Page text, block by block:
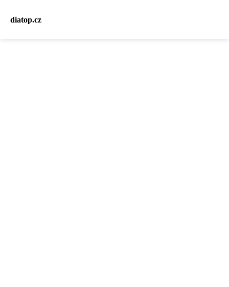
diatop.cz